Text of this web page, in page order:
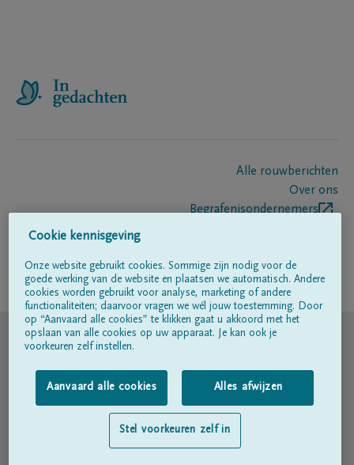
Alle rouwberichten
Over ons
Begrafenisondernemers
Volg ons op
© DELA
Gebruiksvoorwaarden
Privacyverklaring
Toegankelijkheidsverklaring
Cookie kennisgeving
Onze website gebruikt cookies. Sommige zijn nodig voor de
goede werking van de website en plaatsen we automatisch. Andere
cookies worden gebruikt voor analyse, marketing of andere
functionaliteiten; daarvoor vragen we wél jouw toestemming. Door
op “Aanvaard alle cookies” te klikken gaat u akkoord met het
opslaan van alle cookies op uw apparaat. Je kan ook je
voorkeuren zelf instellen.
Aanvaard alle cookies Alles afwijzen
Stel voorkeuren zelf in